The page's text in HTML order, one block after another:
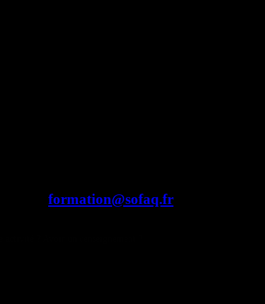
formation@sofaq.fr
? Avoir un renseignement ?